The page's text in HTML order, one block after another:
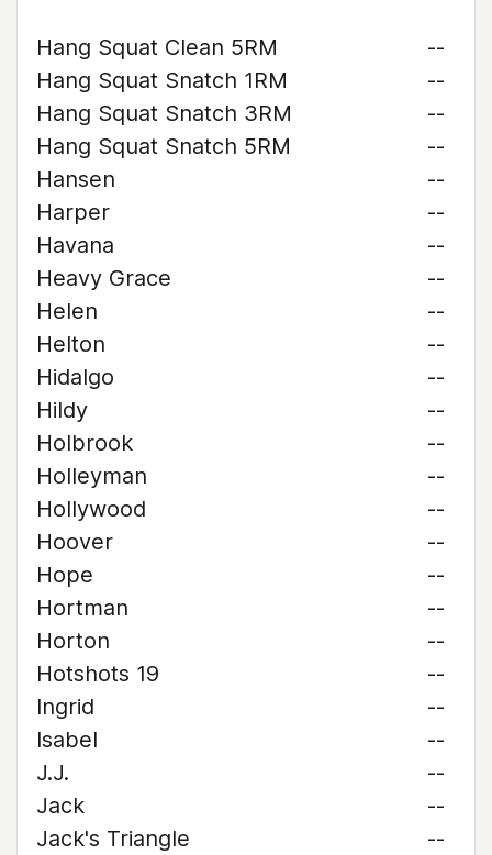
Hang Squat Clean 5RM
--
Hang Squat Snatch 1RM
--
Hang Squat Snatch 3RM
--
Hang Squat Snatch 5RM
--
Hansen
--
Harper
--
Havana
--
Heavy Grace
--
Helen
--
Helton
--
Hidalgo
--
Hildy
--
Holbrook
--
Holleyman
--
Hollywood
--
Hoover
--
Hope
--
Hortman
--
Horton
--
Hotshots 19
--
Ingrid
--
Isabel
--
J.J.
--
Jack
--
Jack's Triangle
--